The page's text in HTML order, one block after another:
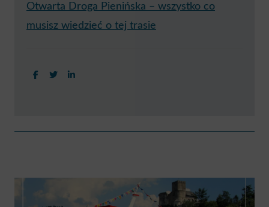
Otwarta Droga Pienińska – wszystko co
musisz wiedzieć o tej trasie